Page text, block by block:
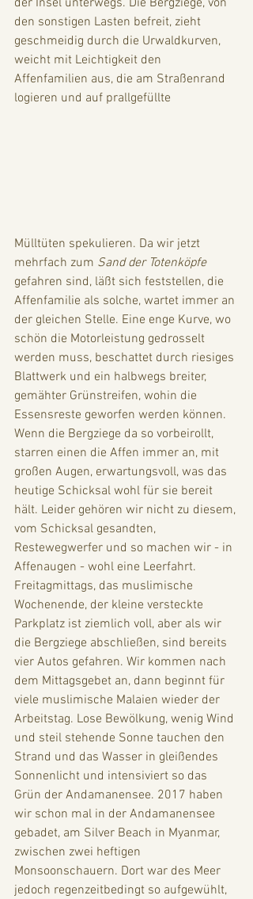
der Insel unterwegs. Die Bergziege, von
den sonstigen Lasten befreit, zieht
geschmeidig durch die Urwaldkurven,
weicht mit Leichtigkeit den
Affenfamilien aus, die am Straßenrand
logieren und auf prallgefüllte
Mülltüten spekulieren. Da wir jetzt
mehrfach zum Sand der Totenköpfe
gefahren sind, läßt sich feststellen, die
Affenfamilie als solche, wartet immer an
der gleichen Stelle. Eine enge Kurve, wo
schön die Motorleistung gedrosselt
werden muss, beschattet durch riesiges
Blattwerk und ein halbwegs breiter,
gemähter Grünstreifen, wohin die
Essensreste geworfen werden können.
Wenn die Bergziege da so vorbeirollt,
starren einen die Affen immer an, mit
großen Augen, erwartungsvoll, was das
heutige Schicksal wohl für sie bereit
hält. Leider gehören wir nicht zu diesem,
vom Schicksal gesandten,
Restewegwerfer und so machen wir - in
Affenaugen - wohl eine Leerfahrt.
Freitagmittags, das muslimische
Wochenende, der kleine versteckte
Parkplatz ist ziemlich voll, aber als wir
die Bergziege abschließen, sind bereits
vier Autos gefahren. Wir kommen nach
dem Mittagsgebet an, dann beginnt für
viele muslimische Malaien wieder der
Arbeitstag. Lose Bewölkung, wenig Wind
und steil stehende Sonne tauchen den
Strand und das Wasser in gleißendes
Sonnenlicht und intensiviert so das
Grün der Andamanensee. 2017 haben
wir schon mal in der Andamanensee
gebadet, am Silver Beach in Myanmar,
zwischen zwei heftigen
Monsoonschauern. Dort war des Meer
jedoch regenzeitbedingt so aufgewühlt,